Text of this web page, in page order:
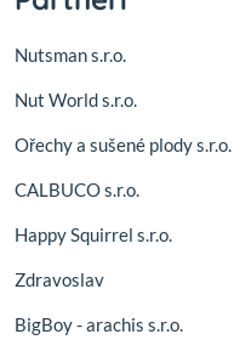
Nutsman s.r.o.
Nut World s.r.o.
Ořechy a sušené plody s.r.o.
CALBUCO s.r.o.
Happy Squirrel s.r.o.
Zdravoslav
BigBoy - arachis s.r.o.